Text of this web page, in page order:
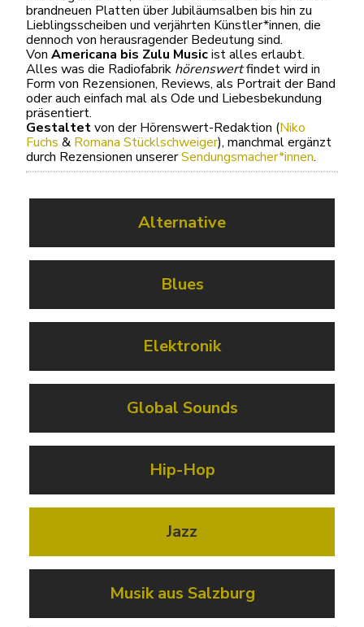
brandneuen Platten über Jubiläumsalben bis hin zu
Lieblingsscheiben und verjährten Künstler*innen, die
dennoch von herausragender Bedeutung sind.
Von Americana bis Zulu Musicist alles erlaubt.
Alles was die Radiofabrik hörenswertfindet wird in
Form von Rezensionen, Reviews, als Portrait der Band
oder auch einfach mal als Ode und Liebesbekundung
präsentiert.
Gestaltetvon der Hörenswert-Redaktion (Niko
Fuchs & Romana Stücklschweiger), manchmal ergänzt
durch Rezensionen unsererSendungsmacher*innen.
Alternative
Blues
Elektronik
Global Sounds
Hip-Hop
Jazz
Musik aus Salzburg